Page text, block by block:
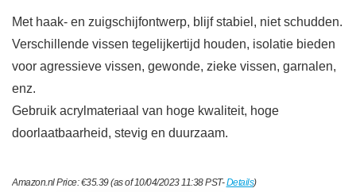
Met haak- en zuigschijfontwerp, blijf stabiel, niet schudden.
Verschillende vissen tegelijkertijd houden, isolatie bieden
voor agressieve vissen, gewonde, zieke vissen, garnalen,
enz.
Gebruik acrylmateriaal van hoge kwaliteit, hoge
doorlaatbaarheid, stevig en duurzaam.
Amazon.nl Price:€35.39(as of 10/04/2023 11:38 PST-Details)